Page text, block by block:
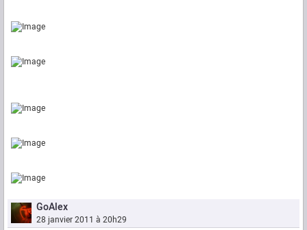
GoAlex
28 janvier 2011 à 20h29